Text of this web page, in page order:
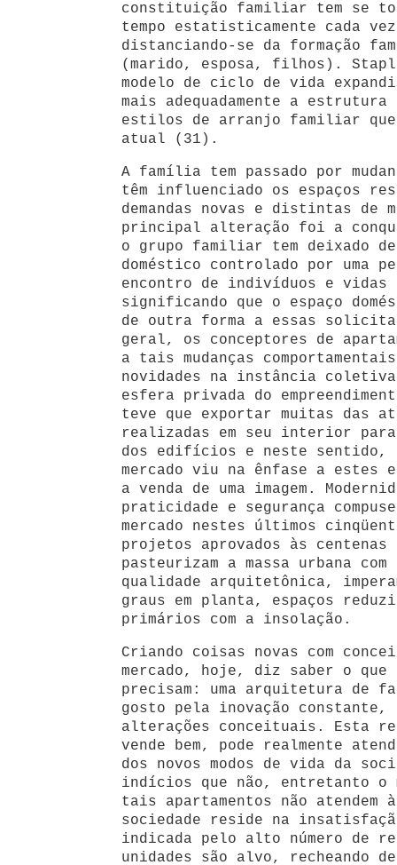
constituição familiar tem se
tempo estatisticamente cada
distanciando-se da formação
(marido, esposa, filhos).
modelo de ciclo de vida
mais adequadamente a
estilos de arranjo familiar que
atual (31).
A família tem passado por
têm influenciado os espaços
demandas novas e distintas de
principal alteração foi a
o grupo familiar tem deixado
doméstico controlado por uma
encontro de indivíduos e
significando que o espaço
de outra forma a essas
geral, os conceptores de
a tais mudanças
novidades na instância
esfera privada do
teve que exportar muitas das
realizadas em seu interior
dos edifícios e neste sentido,
mercado viu na ênfase a estes
a venda de uma imagem.
praticidade e segurança
mercado nestes últimos
projetos aprovados às centenas
pasteurizam a massa urbana
qualidade arquitetônica,
graus em planta, espaços
primários com a insolação.
Criando coisas novas com
mercado, hoje, diz saber o que
precisam: uma arquitetura de
gosto pela inovação constante,
alterações conceituais. Esta
vende bem, pode realmente
dos novos modos de vida da
indícios que não, entretanto o
tais apartamentos não atendem
sociedade reside na
indicada pelo alto número de
unidades são alvo, recheando